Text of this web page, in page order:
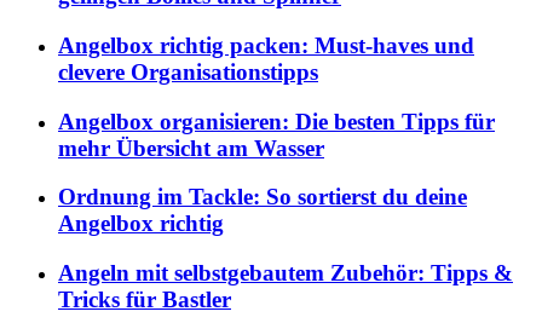
Angelbox richtig packen: Must-haves und
clevere Organisationstipps
Angelbox organisieren: Die besten Tipps für
mehr Übersicht am Wasser
Ordnung im Tackle: So sortierst du deine
Angelbox richtig
Angeln mit selbstgebautem Zubehör: Tipps &
Tricks für Bastler